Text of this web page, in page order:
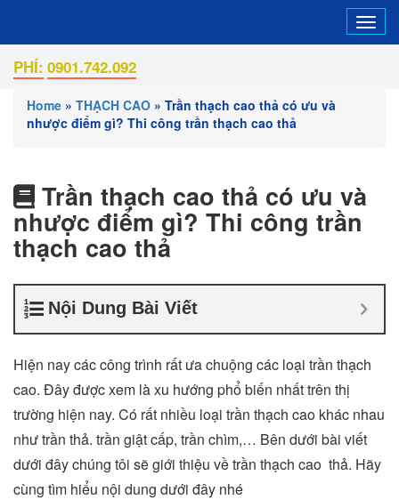
Home » THẠCH CAO » Trần thạch cao thả có ưu và
nhược điểm gì? Thi công trần thạch cao thả
Trần thạch cao thả có ưu và
nhược điểm gì? Thi công trần
thạch cao thả
Nội Dung Bài Viết
Hiện nay các công trình rất ưa chuộng các loại trần thạch
cao. Đây được xem là xu hướng phổ biến nhất trên thị
trường hiện nay. Có rất nhiều loại trần thạch cao khác nhau
như trần thả. trần giật cấp, trần chìm,… Bên dưới bài viết
dưới đây chúng tôi sẽ giới thiệu về trần thạch cao thả. Hãy
cùng tìm hiểu nội dung dưới đây nhé